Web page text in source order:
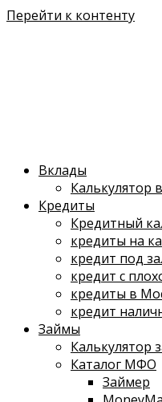
Перейти к контенту
Вклады
Калькулятор
Кредиты
Кредитный
кредиты на
кредит под
кредит с
кредиты в
кредит
Займы
Калькулятор
Каталог МФО
Займер